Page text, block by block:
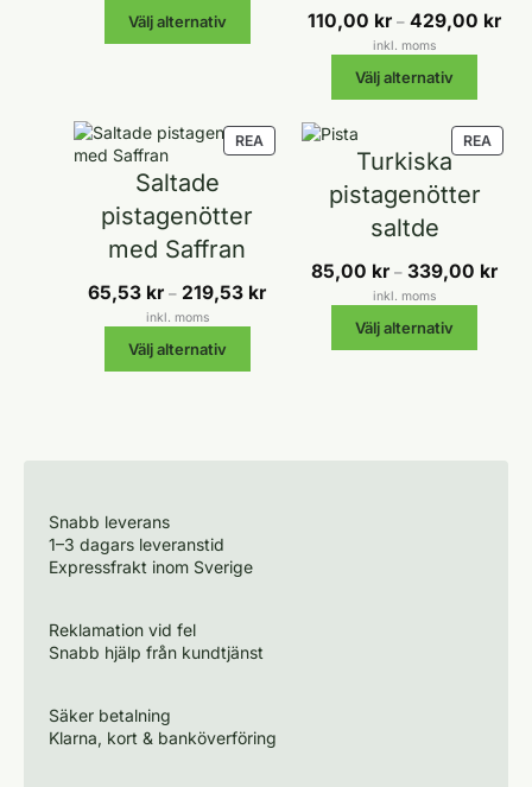
218,95 kr
Välj alternativ 110,00 kr – 429,00 kr
inkl. moms
Välj alternativ
REA PRODUKTER
PÅ
Saltade
pistagenötter
med Saffran
65,53 kr – 219,53 krPrisintervall:
219,53 kr
inkl. moms
Välj alternativ
REA
PÅ
Turkiska
pistagenötter
saltde
85,00 kr – 339,00 kr
inkl. moms
Välj alternativ
Snabb leverans
1–3 dagars leveranstid
Expressfrakt inom Sverige
Reklamation vid fel
Snabb hjälp från kundtjänst
Säker betalning
Klarna, kort & banköverföring